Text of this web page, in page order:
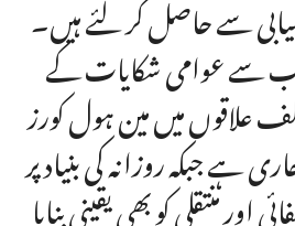
سے حاصل کر لئے ہیں۔
سے عوامی شکایات کے
علاقوں میں مین ہول کورز
ہے جبکہ روزانہ کی بنیاد پر
منتقلی کو بھی یقینی بنایا